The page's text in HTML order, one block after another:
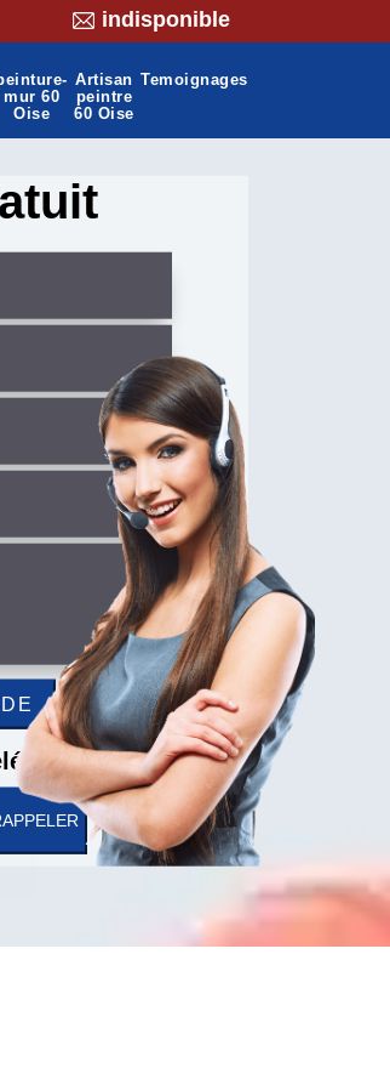
indisponible
mur 60
Oise
Artisan
peintre
60 Oise
Temoignages